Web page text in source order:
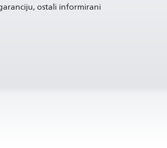
ostali informirani